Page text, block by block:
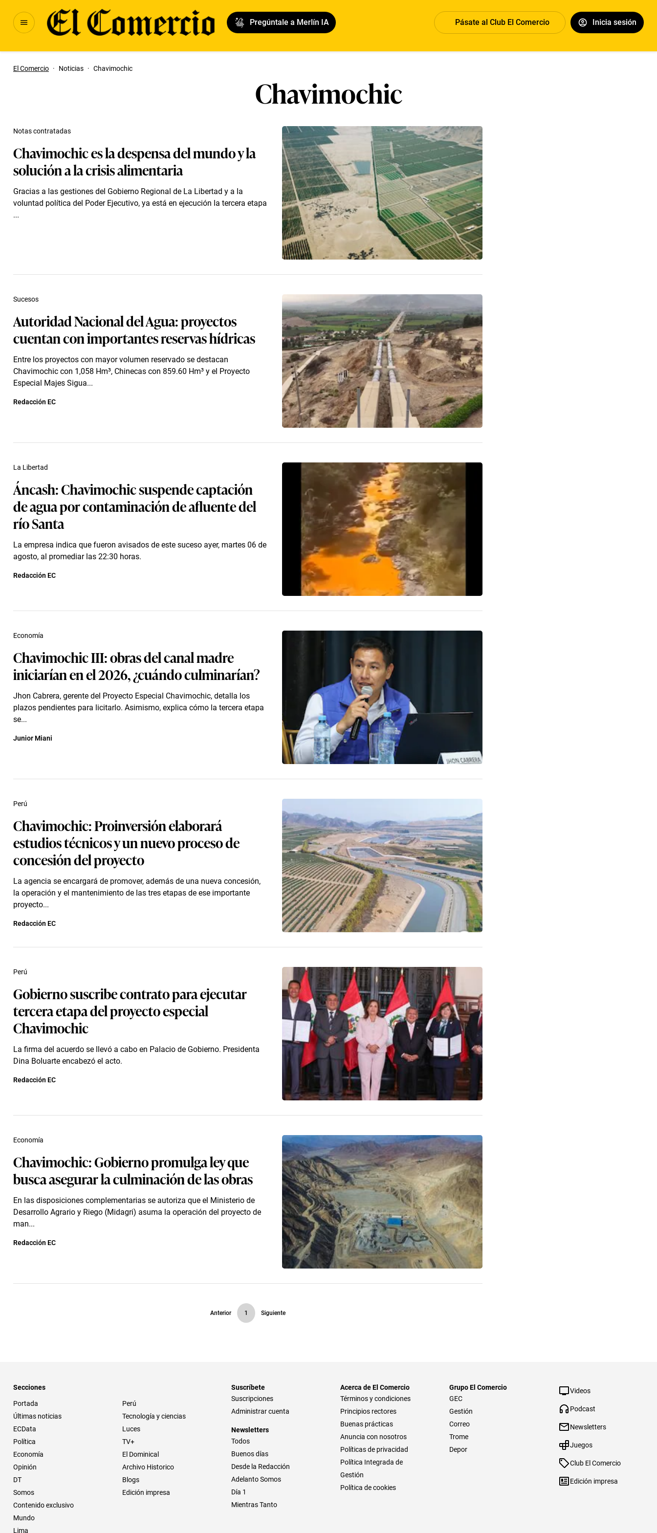
Pregúntale a Merlín IA Pásate al Club El Comercio Inicia sesión
El Comercio · Noticias · Chavimochic
Chavimochic
Chavimochic es la despensa del mundo y la
solución a la crisis alimentaria
Gracias a las gestiones del Gobierno Regional de La Libertad y a la
voluntad política del Poder Ejecutivo, ya está en ejecución la tercera etapa
...
Notas contratadas
Autoridad Nacional del Agua: proyectos
cuentan con importantes reservas hídricas
Entre los proyectos con mayor volumen reservado se destacan
Chavimochic con 1,058 Hm³, Chinecas con 859.60 Hm³ y el Proyecto
Especial Majes Sigua...
Sucesos
Redacción EC
Áncash: Chavimochic suspende captación
de agua por contaminación de afluente del
río Santa
La empresa indica que fueron avisados de este suceso ayer, martes 06 de
agosto, al promediar las 22:30 horas.
La Libertad
Redacción EC
Chavimochic III: obras del canal madre
iniciarían en el 2026, ¿cuándo culminarían?
Jhon Cabrera, gerente del Proyecto Especial Chavimochic, detalla los
plazos pendientes para licitarlo. Asimismo, explica cómo la tercera etapa
se...
Economía
Junior Miani
Chavimochic: Proinversión elaborará
estudios técnicos y un nuevo proceso de
concesión del proyecto
La agencia se encargará de promover, además de una nueva concesión,
la operación y el mantenimiento de las tres etapas de ese importante
proyecto...
Perú
Redacción EC
Gobierno suscribe contrato para ejecutar
tercera etapa del proyecto especial
Chavimochic
La firma del acuerdo se llevó a cabo en Palacio de Gobierno. Presidenta
Dina Boluarte encabezó el acto.
Perú
Redacción EC
Chavimochic: Gobierno promulga ley que
busca asegurar la culminación de las obras
En las disposiciones complementarias se autoriza que el Ministerio de
Desarrollo Agrario y Riego (Midagri) asuma la operación del proyecto de
man...
Economía
Redacción EC
Anterior 1 Siguiente
Secciones
Portada
Últimas noticias
ECData
Política
Economía
Opinión
DT
Somos
Contenido exclusivo
Mundo
Lima
Perú
Tecnología y ciencias
Luces
TV+
El Dominical
Archivo Historico
Blogs
Edición impresa
Suscríbete
Suscripciones
Administrar cuenta
Newsletters
Todos
Buenos días
Desde la Redacción
Adelanto Somos
Día 1
Mientras Tanto
Acerca de El Comercio
Términos y condiciones
Principios rectores
Buenas prácticas
Anuncia con nosotros
Políticas de privacidad
Política Integrada de
Gestión
Política de cookies
Grupo El Comercio
GEC
Gestión
Correo
Trome
Depor
Videos
Podcast
Newsletters
Juegos
Club El Comercio
Edición impresa